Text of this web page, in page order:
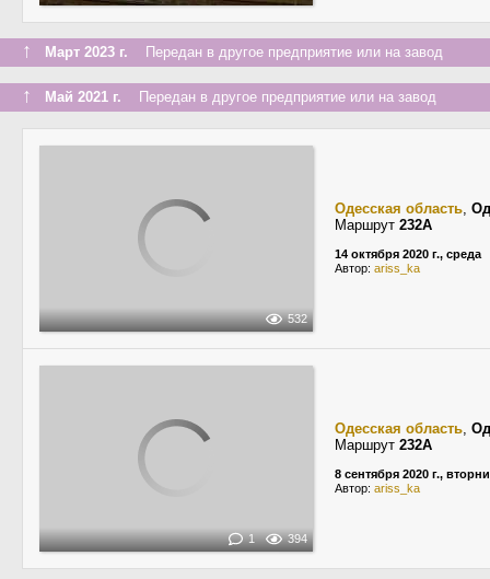
↑ Март 2023 г. Передан в другое предприятие или на завод
↑ Май 2021 г. Передан в другое предприятие или на завод
532
Одесская область,
Маршрут 232А
14 октября 2020 г., среда
Автор: ariss_ka
1 394
Одесская область,
Маршрут 232А
8 сентября 2020 г.,
Автор: ariss_ka